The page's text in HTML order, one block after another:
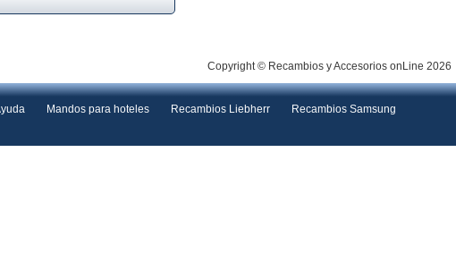
Copyright © Recambios y Accesorios onLine 2026
Mandos para hoteles Recambios Liebherr
Recambios Samsung